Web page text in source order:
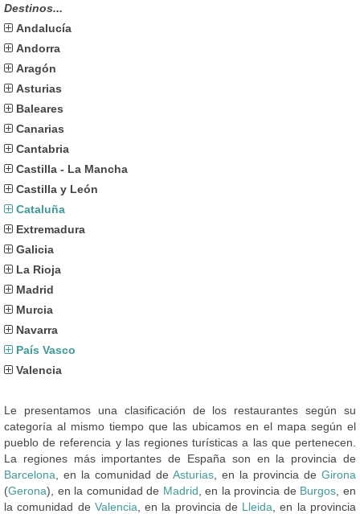
Destinos...
Andalucía
Andorra
Aragón
Asturias
Baleares
Canarias
Cantabria
Castilla - La Mancha
Castilla y León
Cataluña
Extremadura
Galicia
La Rioja
Madrid
Murcia
Navarra
País Vasco
Valencia
Le presentamos una clasificación de los restaurantes según su
categoría al mismo tiempo que las ubicamos en el mapa según el
pueblo de referencia y las regiones turísticas a las que pertenecen.
La regiones más importantes de España son en la provincia de
Barcelona , en la comunidad de Asturias , en la provincia de Girona
(Gerona), en la comunidad de Madrid , en la provincia de Burgos , en
la comunidad de Valencia , en la provincia de Lleida , en la provincia